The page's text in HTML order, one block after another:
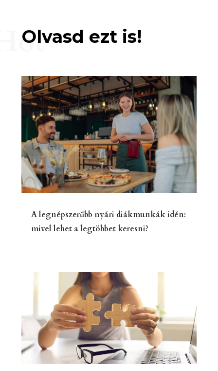
Olvasd ezt is!
A legnépszerűbb nyári diákmunkák idén:
mivel lehet a legtöbbet keresni?